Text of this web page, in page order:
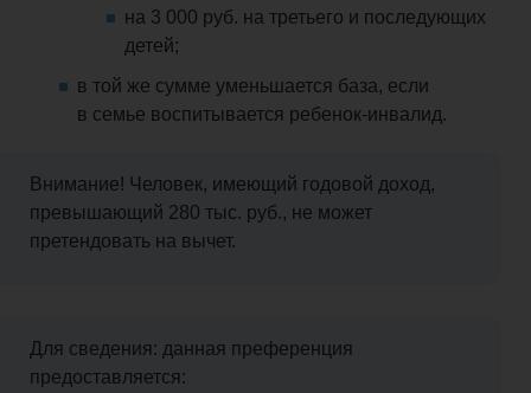
на 3 000 руб. на третьего и последующих
детей;
в той же сумме уменьшается база, если
в семье воспитывается ребенок-инвалид.
Внимание! Человек, имеющий годовой доход,
превышающий 280 тыс. руб., не может
претендовать на вычет.
Для сведения: данная преференция
предоставляется: